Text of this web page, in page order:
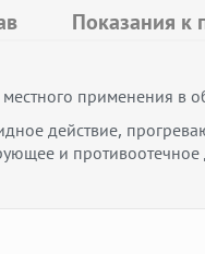
Показания к
применения в
действие,
и противоотечное